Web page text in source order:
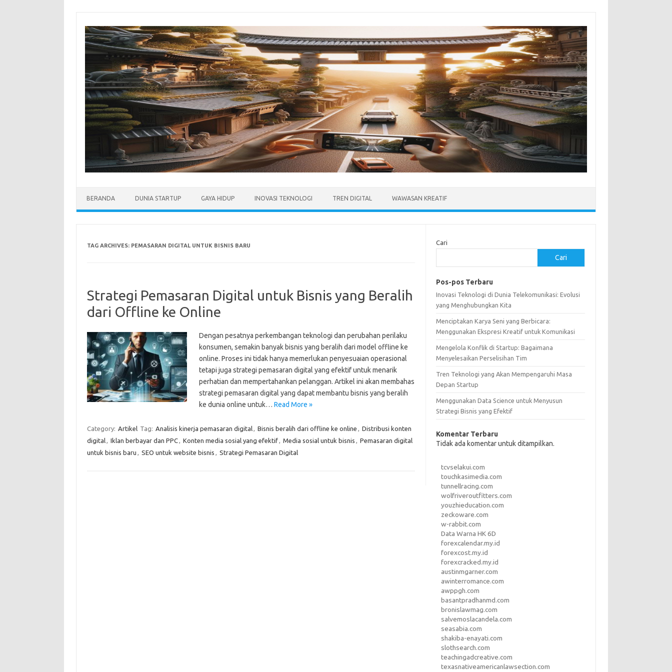
content
BERANDA DUNIA STARTUP GAYA HIDUP INOVASI TEKNOLOGI TREN DIGITAL WAWASAN KREATIF
TAG ARCHIVES: PEMASARAN DIGITAL UNTUK BISNIS BARU
Strategi Pemasaran Digital untuk Bisnis yang Beralih
dari Offline ke Online
Dengan pesatnya perkembangan teknologi dan perubahan perilaku
konsumen, semakin banyak bisnis yang beralih dari model offline ke
online. Proses ini tidak hanya memerlukan penyesuaian operasional
tetapi juga strategi pemasaran digital yang efektif untuk menarik
perhatian dan mempertahankan pelanggan. Artikel ini akan membahas
strategi pemasaran digital yang dapat membantu bisnis yang beralih
ke dunia online untuk… Read More »
Category: Artikel Tag: Analisis kinerja pemasaran digital, Bisnis beralih dari offline ke online , Distribusi konten
digital, Iklan berbayar dan PPC, Konten media sosial yang efektif, Media sosial untuk bisnis , Pemasaran digital
untuk bisnis baru , SEO untuk website bisnis , Strategi Pemasaran Digital
Cari
Cari
Pos-pos Terbaru
Inovasi Teknologi di Dunia Telekomunikasi: Evolusi
yang Menghubungkan Kita
Menciptakan Karya Seni yang Berbicara:
Menggunakan Ekspresi Kreatif untuk Komunikasi
Mengelola Konflik di Startup: Bagaimana
Menyelesaikan Perselisihan Tim
Tren Teknologi yang Akan Mempengaruhi Masa
Depan Startup
Menggunakan Data Science untuk Menyusun
Strategi Bisnis yang Efektif
Komentar Terbaru
Tidak ada komentar untuk ditampilkan.
tcvselakui.com
touchkasimedia.com
tunnellracing.com
wolfriveroutfitters.com
youzhieducation.com
zeckoware.com
w-rabbit.com
Data Warna HK 6D
forexcalendar.my.id
forexcost.my.id
forexcracked.my.id
austinmgarner.com
awinterromance.com
awppgh.com
basantpradhanmd.com
bronislawmag.com
salvemoslacandela.com
seasabia.com
shakiba-enayati.com
slothsearch.com
teachingadcreative.com
texasnativeamericanlawsection.com